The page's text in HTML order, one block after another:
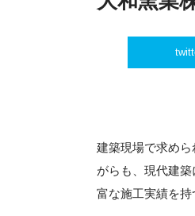
建築現場で求め
がらも、現代建
富な施工実績を持